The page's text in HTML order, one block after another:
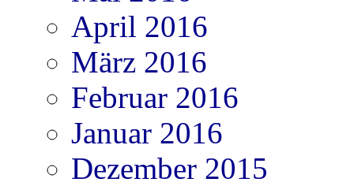
April 2016
März 2016
Februar 2016
Januar 2016
Dezember 2015